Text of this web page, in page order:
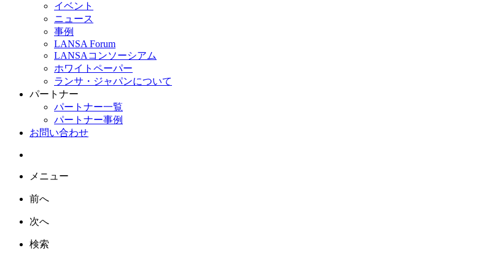
イベント
ニュース
事例
LANSA Forum
LANSAコンソーシアム
ホワイトペーパー
ランサ・ジャパンについて
パートナー
パートナー一覧
パートナー事例
お問い合わせ
メニュー
前へ
次へ
検索